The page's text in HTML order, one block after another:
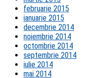
februarie 2015
ianuarie 2015
decembrie 2014
noiembrie 2014
octombrie 2014
septembrie 2014
iulie 2014
mai 2014